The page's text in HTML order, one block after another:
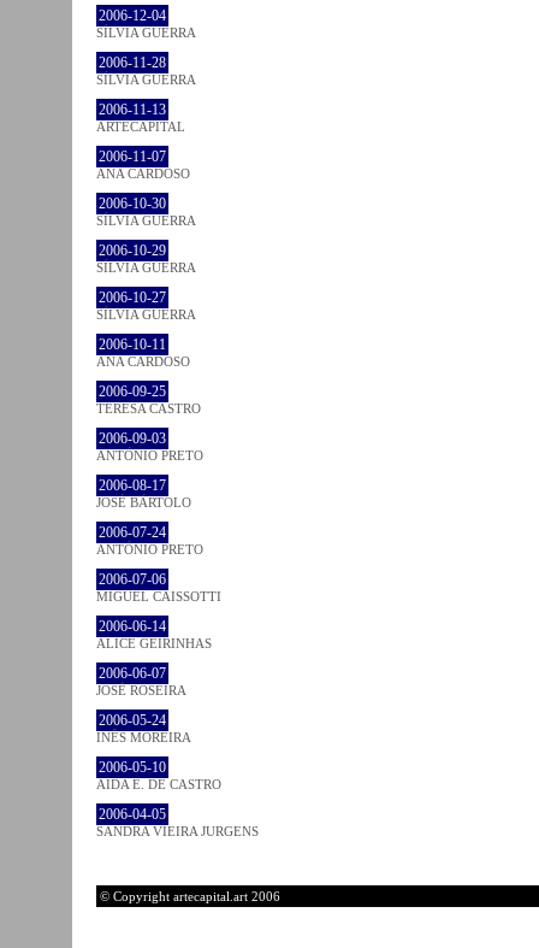
2006-12-04
SÍLVIA GUERRA
2006-11-28
SÍLVIA GUERRA
2006-11-13
ARTECAPITAL
2006-11-07
ANA CARDOSO
2006-10-30
SÍLVIA GUERRA
2006-10-29
SÍLVIA GUERRA
2006-10-27
SÍLVIA GUERRA
2006-10-11
ANA CARDOSO
2006-09-25
TERESA CASTRO
2006-09-03
ANTÓNIO PRETO
2006-08-17
JOSÉ BÁRTOLO
2006-07-24
ANTÓNIO PRETO
2006-07-06
MIGUEL CAISSOTTI
2006-06-14
ALICE GEIRINHAS
2006-06-07
JOSÉ ROSEIRA
2006-05-24
INÊS MOREIRA
2006-05-10
AIDA E. DE CASTRO
2006-04-05
SANDRA VIEIRA JURGENS
© Copyright artecapital.art 2006